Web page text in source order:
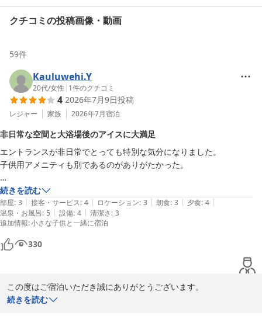
クチコミの投稿画像・動画
59件
Kauluwehi.Y
20代/女性 | 1件のクチコミ
4 2026年7月9日投稿
レジャー 家族 2026年7月宿泊
非日常な空間と大浴場後のアイスに大満足
エントランスが非日常でとっても特別な気分になりました。
子供用アメニティも別であるのがありがたかった。
大浴場は大きく、気持ちが良かったです。
あがった後にアイスを一本無料で食べられるサービスも非常に嬉しかっ
たです！
露天風呂付きの部屋にしたのですが、こちらは完全一人用サイズだった
のが少し残念でした
続きを読む
部屋: 3 | 接客・サービス: 4 | ロケーション: 3 | 朝食: 3 | 夕食: 4 |
温泉・お風呂: 5 | 設備: 4 | 清潔さ: 3
追加情報:小さな子供と一緒に宿泊
330
この度はご宿泊いただき誠にありがとうございます。
また貴重なお時間を割いて感想をお寄せいただき重ねて感謝申し上
続きを読む